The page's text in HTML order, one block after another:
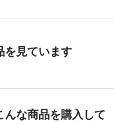
を見ています
んな商品を購入して